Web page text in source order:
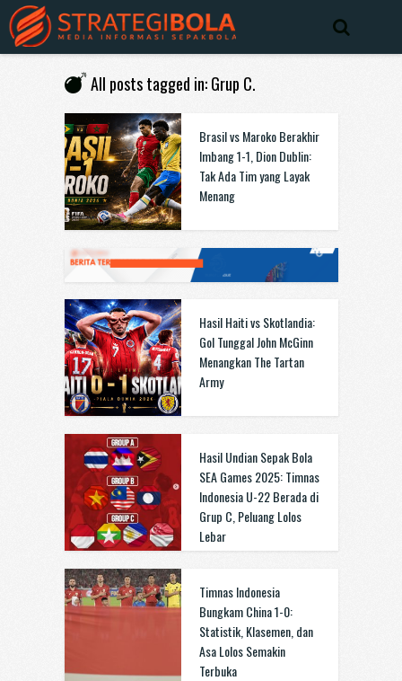
All posts tagged in: Grup C.
Brasil vs Maroko Berakhir
Imbang 1-1, Dion Dublin:
Tak Ada Tim yang Layak
Menang
Hasil Haiti vs Skotlandia:
Gol Tunggal John McGinn
Menangkan The Tartan
Army
Hasil Undian Sepak Bola
SEA Games 2025: Timnas
Indonesia U-22 Berada di
Grup C, Peluang Lolos
Lebar
Timnas Indonesia
Bungkam China 1-0:
Statistik, Klasemen, dan
Asa Lolos Semakin
Terbuka